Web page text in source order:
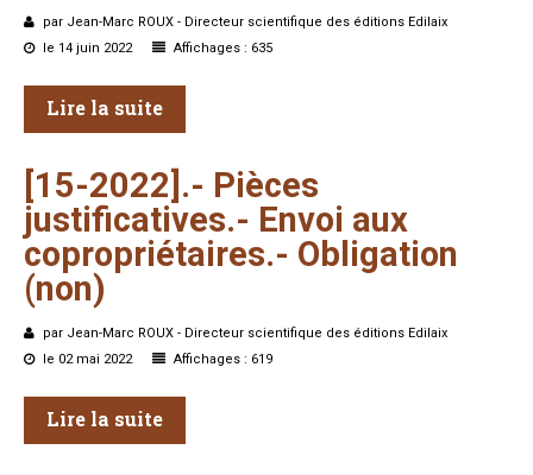
par Jean-Marc ROUX - Directeur scientifique des éditions Edilaix
le 14 juin 2022
Affichages : 635
Lire la suite
[15-2022].- Pièces
justificatives.- Envoi aux
copropriétaires.- Obligation
(non)
par Jean-Marc ROUX - Directeur scientifique des éditions Edilaix
le 02 mai 2022
Affichages : 619
Lire la suite